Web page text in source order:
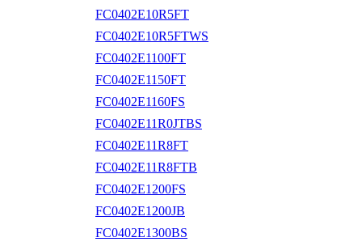
FC0402E10R5FT
FC0402E10R5FTWS
FC0402E1100FT
FC0402E1150FT
FC0402E1160FS
FC0402E11R0JTBS
FC0402E11R8FT
FC0402E11R8FTB
FC0402E1200FS
FC0402E1200JB
FC0402E1300BS